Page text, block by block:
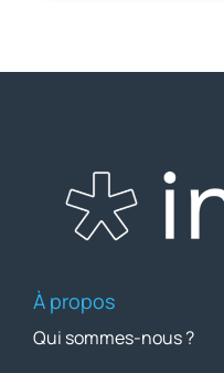
À propos
Qui sommes-nous ?